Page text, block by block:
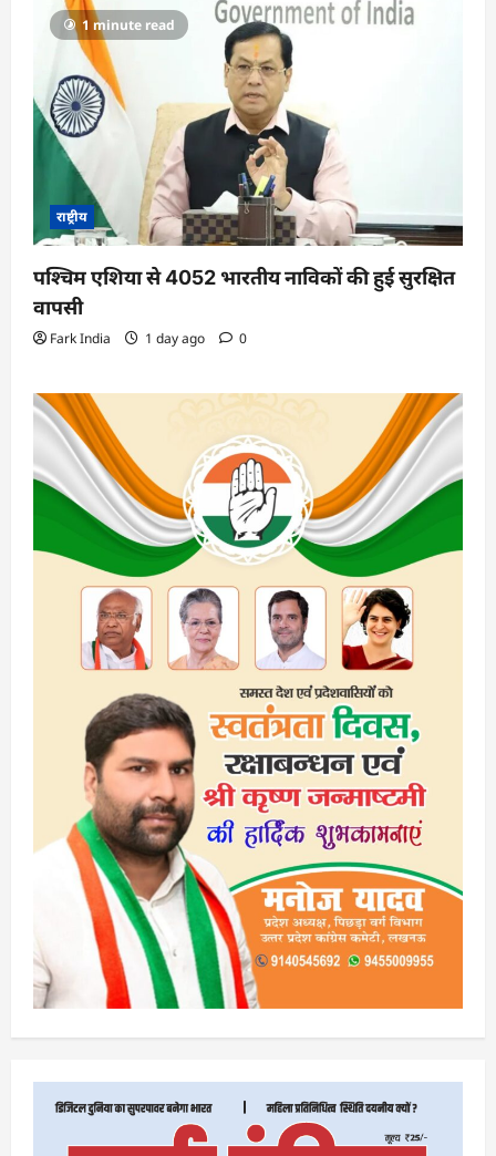
1 minute read
राष्ट्रीय
पश्चिम एशिया से 4052 भारतीय नाविकों की हुई सुरक्षित
वापसी
Fark India 1 day ago 0